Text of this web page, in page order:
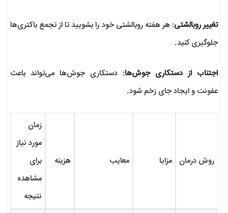
تغییر روبالشتی: هر هفته روبالشتی خود را بشویید تا از تجمع باکتری‌ها
جلوگیری کنید.
اجتناب از دستکاری جوش‌ها: دستکاری جوش‌ها می‌تواند باعث
عفونت و ایجاد جای زخم شود.
روش درمان مزایا معایب هزینه
زمان
مورد نیاز
برای
مشاهده
نتیجه